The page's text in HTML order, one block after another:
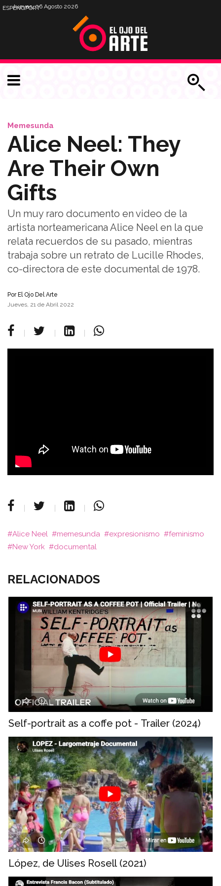
Jueves, 06 Agosto 2026
ESPENGPORT
Memesunda
Alice Neel: They
Are Their Own
Gifts
Un muy raro documento en video de la
artista norteamericana Alice Neel en la que
relata recuerdos de su pasado, mientras
trabaja sobre un retrato de Lucille Rhodes,
co-directora de este documental de 1978.
Por El Ojo Del Arte
Jueves, 21 de Abril 2022
Alice Neel memesunda expresionismo
feminismo
New York
documental
RELACIONADOS
Self-portrait as a coffe pot - Trailer (2024)
López, de Ulises Rosell (2021)